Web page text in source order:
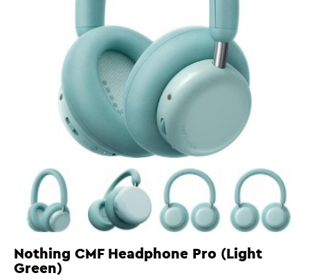
Nothing CMF Headphone Pro (Light
Green)